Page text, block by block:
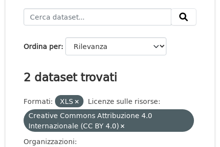
Ordina per
2 dataset trovati
Formati: XLS
Licenze sulle risorse:
Creative Commons Attribuzione 4.0
Internazionale (CC BY 4.0)
Organizzazioni: